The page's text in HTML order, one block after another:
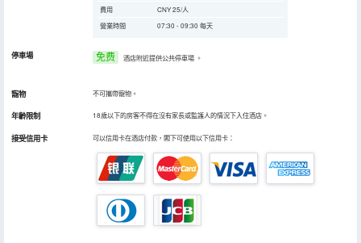
費用
CNY 25/人
營業時間
07:30 - 09:30 每天
停車場 免费 酒店附近提供公共停車場 。
寵物 不可攜帶寵物。
年齡限制 18歲以下的房客不得在沒有家長或監護人的情況下入住酒店。
接受信用卡 可以信用卡在酒店付款，閣下可使用以下信用卡：